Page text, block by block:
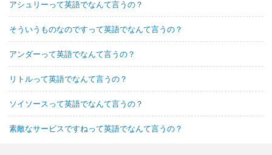
アシュリーって英語でなんて言うの？
そういうものなのですって英語でなんて言うの？
アンダーって英語でなんて言うの？
リトルって英語でなんて言うの？
ソイソースって英語でなんて言うの？
素敵なサービスですねって英語でなんて言うの？